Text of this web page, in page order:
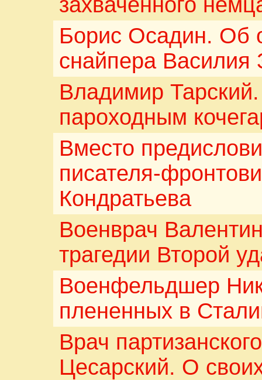
Борис Осадин. Об
снайпера Василия
Владимир
пароходным
Вместо
писателя-
Кондратьева
Военврач
трагедии Второй
Военфельдшер
плененных в
Врач
Цесарский. О